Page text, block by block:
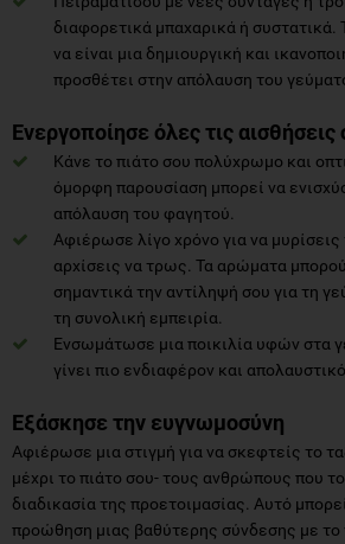
διαφορετικά μπαχαρικά ή συστατικά.
να είναι μια δημιουργική και
προσθέτει στην απόλαυση του
Ενεργοποίησε όλες τις αισθήσεις
Κάνε το πιάτο σου πολύχρωμο και
όμορφη παρουσίαση μπορεί να
απόλαυση του φαγητού.
Αφιέρωσε λίγο χρόνο για να
αρχίσεις να τρως. Τα αρώματα
σημαντικά την αντίληψή σου για τη
τη συνολική εμπειρία.
Ενσωμάτωσε μια ποικιλία υφών στα
γίνει πιο ενδιαφέρον και απολαυστικό.
Εξάσκησε την ευγνωμοσύνη
Αφιέρωσε μια στιγμή για να σκεφτείς το
μέχρι το πιάτο σου- τους ανθρώπους που
διαδικασία της προετοιμασίας. Αυτό
προώθηση μιας βαθύτερης σύνδεσης με το